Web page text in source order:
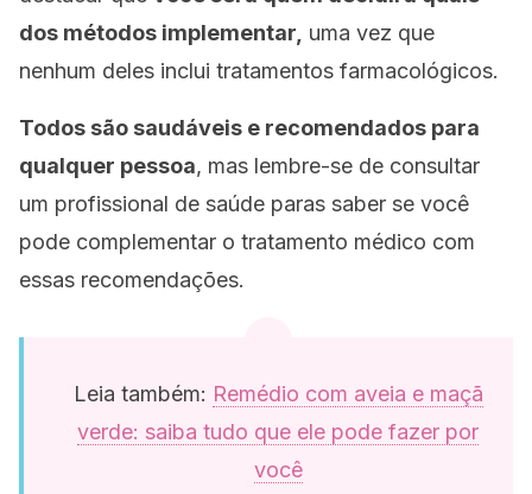
dos métodos implementar, uma vez que
nenhum deles inclui tratamentos farmacológicos.
Todos são saudáveis ​​e recomendados para
qualquer pessoa, mas lembre-se de consultar
um profissional de saúde paras saber se você
pode complementar o tratamento médico com
essas recomendações.
Leia também: Remédio com aveia e maçã
verde: saiba tudo que ele pode fazer por
você